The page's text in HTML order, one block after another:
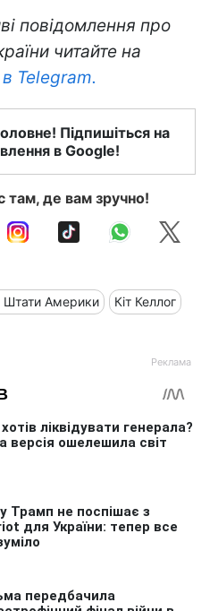
повідомлення про
читайте на
Telegram.
Підпишіться на
в Google!
там, де вам зручно!
Штати Америки Кіт Келлог